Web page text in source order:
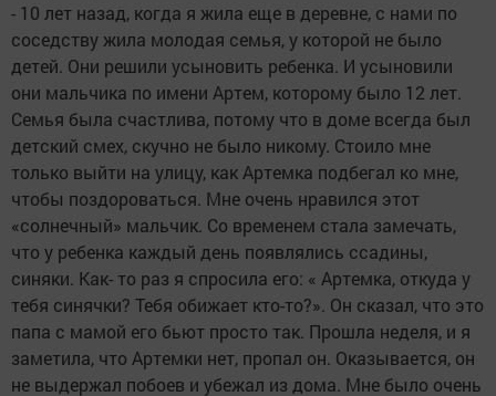
- 10 лет назад, когда я жила еще в деревне, с нами по
соседству жила молодая семья, у которой не было
детей. Они решили усыновить ребенка. И усыновили
они мальчика по имени Артем, которому было 12 лет.
Семья была счастлива, потому что в доме всегда был
детский смех, скучно не было никому. Стоило мне
только выйти на улицу, как Артемка подбегал ко мне,
чтобы поздороваться. Мне очень нравился этот
«солнечный» мальчик. Со временем стала замечать,
что у ребенка каждый день появлялись ссадины,
синяки. Как- то раз я спросила его: « Артемка, откуда у
тебя синячки? Тебя обижает кто-то?». Он сказал, что это
папа с мамой его бьют просто так. Прошла неделя, и я
заметила, что Артемки нет, пропал он. Оказывается, он
не выдержал побоев и убежал из дома. Мне было очень